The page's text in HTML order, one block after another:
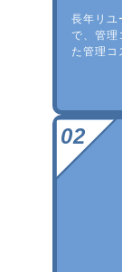
長年リユ
で、管理
た管理コ